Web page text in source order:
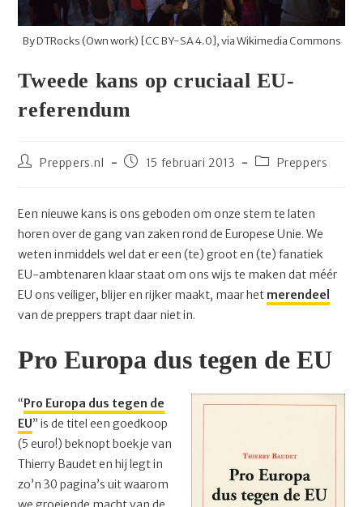
By DTRocks (Own work) [CC BY-SA 4.0],via Wikimedia Commons
Tweede kans op cruciaal EU-
referendum
BerichtPreppers.nl
Bericht15 februari 2013 Berichtcategorie:
Preppers
Een nieuwe kans is ons geboden om onze stem te laten
horen over de gang van zaken rond de Europese Unie. We
weten inmiddels wel dat er een (te) groot en (te) fanatiek
EU-ambtenaren klaar staat om ons wijs te maken dat méér
EU ons veiliger, blijer en rijker maakt, maar het merendeel
van de preppers trapt daar niet in.
Pro Europa dus tegen de EU
“Pro Europa dus tegen de
EU” is de titel een goedkoop
(5 euro!) beknopt boekje van
Thierry Baudet en hij legt in
zo’n 30 pagina’s uit waarom